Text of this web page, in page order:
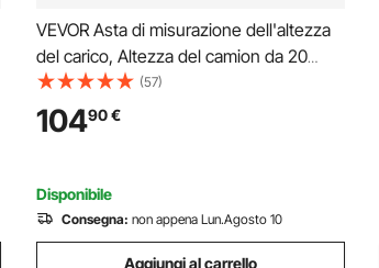
VEVOR Asta di misurazione dell'altezza
del carico, Altezza del camion da 20
pollici in fibra di vetro con asta
regolabile, Asta di misurazione
dell'altezza del camion non conduttivo
(57)
10490€
Disponibile
Consegna: non appena Lun.Agosto 10
Aggiungi al carrello